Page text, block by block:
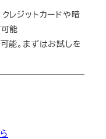
レジットカードや暗
能
能。まずはお試しを